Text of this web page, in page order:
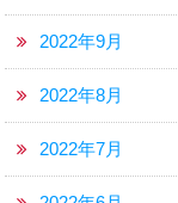
2022年9月
2022年8月
2022年7月